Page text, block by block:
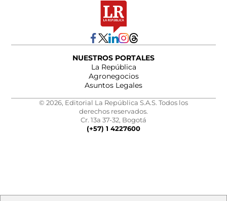
NUESTROS PORTALES
La República
Agronegocios
Asuntos Legales
© 2026, Editorial La República S.A.S. Todos los
derechos reservados.
Cr. 13a 37-32, Bogotá
(+57) 1 4227600